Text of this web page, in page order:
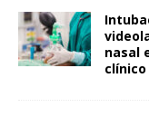
nasal
clínico